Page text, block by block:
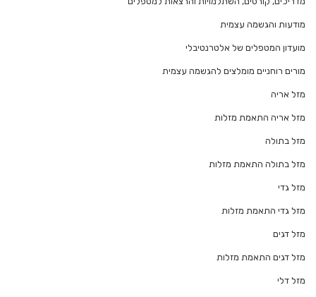
מודעות והגשמה עצמית
מועדון המטפלים של אלטרנטיבלי
מורים רוחניים מומלצים להגשמה עצמית
מזל אריה
מזל אריה התאמת מזלות
מזל בתולה
מזל בתולה התאמת מזלות
מזל גדי
מזל גדי התאמת מזלות
מזל דגים
מזל דגים התאמת מזלות
מזל דלי